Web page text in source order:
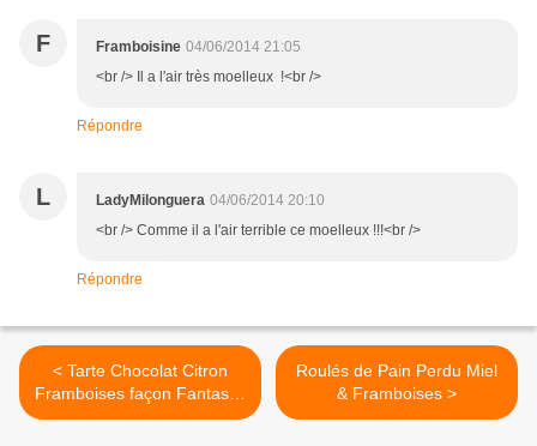
F Framboisine 04/06/2014 21:05
<br /> Il a l'air très moelleux !<br />
Répondre
L LadyMilonguera 04/06/2014 20:10
<br /> Comme il a l'air terrible ce moelleux !!!<br />
Répondre
< Tarte Chocolat Citron
Framboises façon Fantastik
pour fêter les 5 ans du blog
Roulés de Pain Perdu Miel
& Framboises >